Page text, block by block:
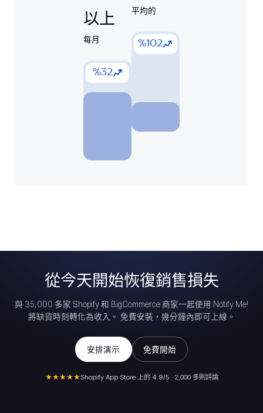
以上
每月
%32
平均的
%102
從今天開始恢復銷售損失
與 35,000 多家 Shopify 和 BigCommerce 商家一起使用 Notify Me!
將缺貨時刻轉化為收入。 免費安裝，幾分鐘內即可上線。
安排演示 免費開始
★★★★★Shopify App Store 上的 4.9/5 · 2,000 多則評論